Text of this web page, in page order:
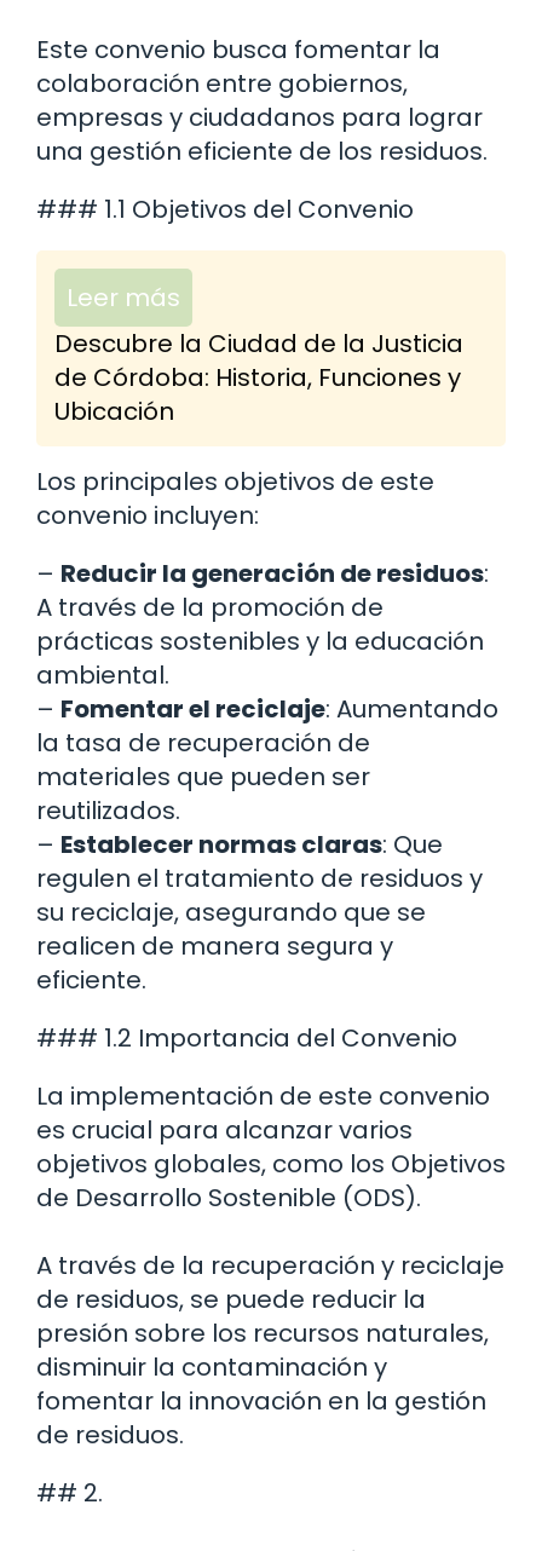
Este convenio busca fomentar la
colaboración entre gobiernos,
empresas y ciudadanos para lograr
una gestión eficiente de los residuos.
### 1.1 Objetivos del Convenio
Leer más
Descubre la Ciudad de la Justicia
de Córdoba: Historia, Funciones y
Ubicación
Los principales objetivos de este
convenio incluyen:
– Reducir la generación de residuos:
A través de la promoción de
prácticas sostenibles y la educación
ambiental.
– Fomentar el reciclaje: Aumentando
la tasa de recuperación de
materiales que pueden ser
reutilizados.
– Establecer normas claras: Que
regulen el tratamiento de residuos y
su reciclaje, asegurando que se
realicen de manera segura y
eficiente.
### 1.2 Importancia del Convenio
La implementación de este convenio
es crucial para alcanzar varios
objetivos globales, como los Objetivos
de Desarrollo Sostenible (ODS).
A través de la recuperación y reciclaje
de residuos, se puede reducir la
presión sobre los recursos naturales,
disminuir la contaminación y
fomentar la innovación en la gestión
de residuos.
## 2.